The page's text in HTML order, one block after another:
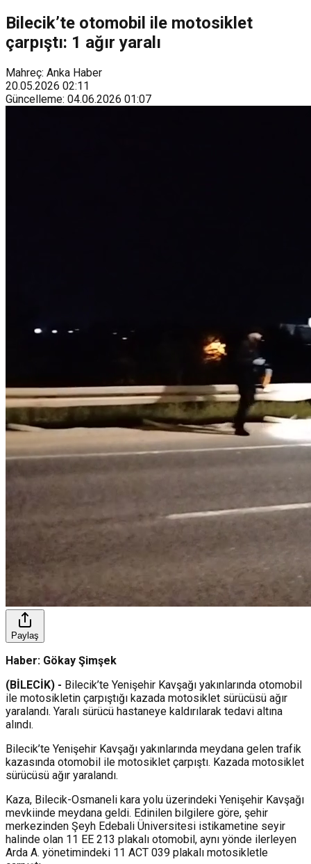
Bilecik’te otomobil ile motosiklet
çarpıştı: 1 ağır yaralı
Mahreç: Anka Haber
20.05.2026 02:11
Güncelleme: 04.06.2026 01:07
Paylaş
Haber: Gökay Şimşek
(BİLECİK) - Bilecik’te Yenişehir Kavşağı yakınlarında otomobil
ile motosikletin çarpıştığı kazada motosiklet sürücüsü ağır
yaralandı. Yaralı sürücü hastaneye kaldırılarak tedavi altına
alındı.
Bilecik’te Yenişehir Kavşağı yakınlarında meydana gelen trafik
kazasında otomobil ile motosiklet çarpıştı. Kazada motosiklet
sürücüsü ağır yaralandı.
Kaza, Bilecik-Osmaneli kara yolu üzerindeki Yenişehir Kavşağı
mevkiinde meydana geldi. Edinilen bilgilere göre, şehir
merkezinden Şeyh Edebali Üniversitesi istikametine seyir
halinde olan 11 EE 213 plakalı otomobil, aynı yönde ilerleyen
Arda A. yönetimindeki 11 ACT 039 plakalı motosikletle